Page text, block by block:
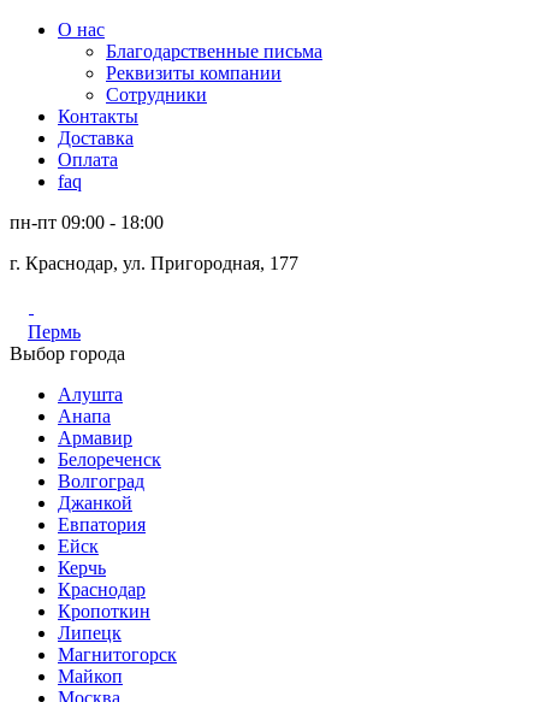
О нас
Благодарственные письма
Реквизиты компании
Сотрудники
Контакты
Доставка
Оплата
faq
пн-пт 09:00 - 18:00
г. Краснодар, ул. Пригородная, 177
Пермь
Выбор города
Алушта
Анапа
Армавир
Белореченск
Волгоград
Джанкой
Евпатория
Ейск
Керчь
Краснодар
Кропоткин
Липецк
Магнитогорск
Майкоп
Москва